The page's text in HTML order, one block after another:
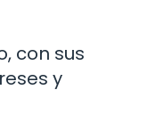
con sus
y